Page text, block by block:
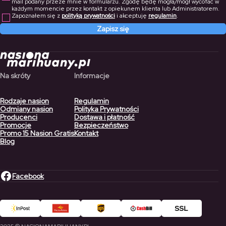
każdym momencie przez kontakt z opiekunem klienta lub Administratorem.
Zapoznałem się z polityką prywatnościi akceptuję regulamin.
Zapisz się
Na skróty
Rodzaje nasion
Odmiany nasion
Producenci
Promocje
Promo 15 Nasion Gratis
Blog
Informacje
Regulamin
Polityka Prywatności
Dostawa i płatność
Bezpieczeństwo
Kontakt
Facebook